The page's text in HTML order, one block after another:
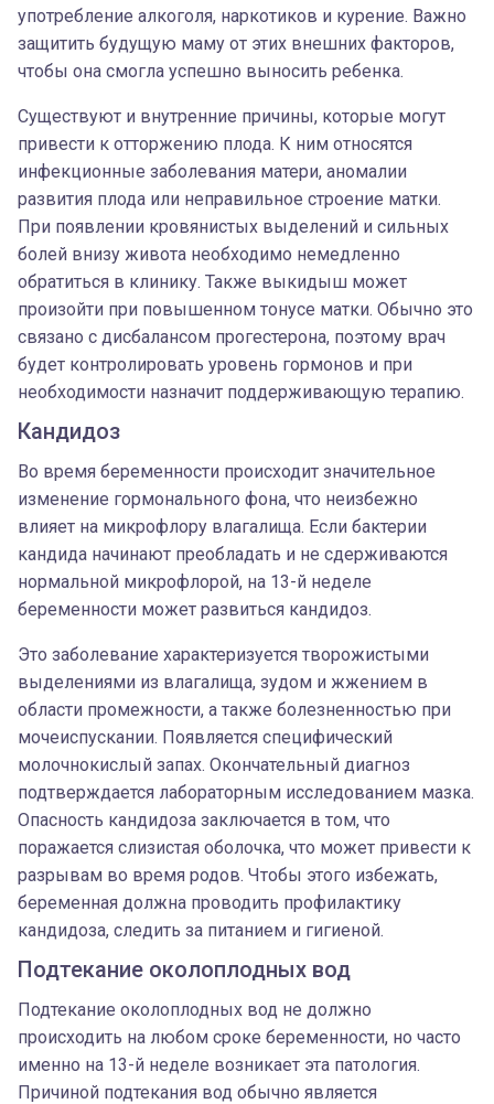
употребление алкоголя, наркотиков и курение. Важно
защитить будущую маму от этих внешних факторов,
чтобы она смогла успешно выносить ребенка.
Существуют и внутренние причины, которые могут
привести к отторжению плода. К ним относятся
инфекционные заболевания матери, аномалии
развития плода или неправильное строение матки.
При появлении кровянистых выделений и сильных
болей внизу живота необходимо немедленно
обратиться в клинику. Также выкидыш может
произойти при повышенном тонусе матки. Обычно это
связано с дисбалансом прогестерона, поэтому врач
будет контролировать уровень гормонов и при
необходимости назначит поддерживающую терапию.
Кандидоз
Во время беременности происходит значительное
изменение гормонального фона, что неизбежно
влияет на микрофлору влагалища. Если бактерии
кандида начинают преобладать и не сдерживаются
нормальной микрофлорой, на 13-й неделе
беременности может развиться кандидоз.
Это заболевание характеризуется творожистыми
выделениями из влагалища, зудом и жжением в
области промежности, а также болезненностью при
мочеиспускании. Появляется специфический
молочнокислый запах. Окончательный диагноз
подтверждается лабораторным исследованием мазка.
Опасность кандидоза заключается в том, что
поражается слизистая оболочка, что может привести к
разрывам во время родов. Чтобы этого избежать,
беременная должна проводить профилактику
кандидоза, следить за питанием и гигиеной.
Подтекание околоплодных вод
Подтекание околоплодных вод не должно
происходить на любом сроке беременности, но часто
именно на 13-й неделе возникает эта патология.
Причиной подтекания вод обычно является